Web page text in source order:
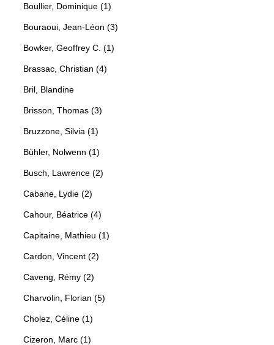
Boullier, Dominique (1)
Bouraoui, Jean-Léon (3)
Bowker, Geoffrey C. (1)
Brassac, Christian (4)
Bril, Blandine
Brisson, Thomas (3)
Bruzzone, Silvia (1)
Bühler, Nolwenn (1)
Busch, Lawrence (2)
Cabane, Lydie (2)
Cahour, Béatrice (4)
Capitaine, Mathieu (1)
Cardon, Vincent (2)
Caveng, Rémy (2)
Charvolin, Florian (5)
Cholez, Céline (1)
Cizeron, Marc (1)